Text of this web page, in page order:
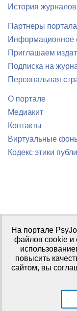
История
Партнеры портала
Информационное
Приглашаем
Подписка на
Персональная
О портале
Медиакит
Контакты
Виртуальные
Кодекс этики
Портал
Правила
Свидетельство
2016 г.
Издатель: ФГБОУ ВО
На портале
файлов cookie и
повысить
сайтом, вы